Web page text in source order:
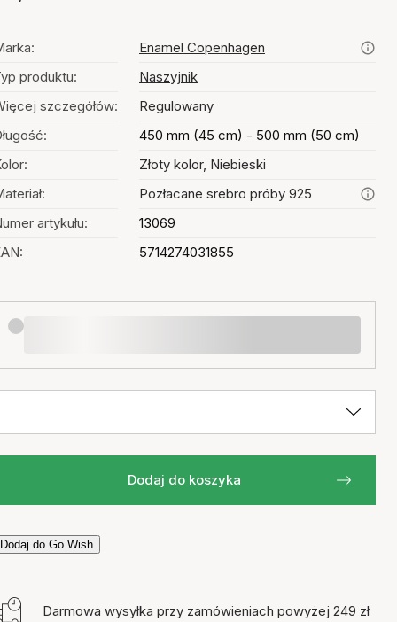
Enamel Copenhagen
produktu:
Naszyjnik
szczegółów:
Regulowany
450 mm (45 cm) - 500 mm (50 cm)
Złoty kolor, Niebieski
Pozłacane srebro próby 925
artykułu:
13069
5714274031855
Dodaj do koszyka
Dodaj do Go Wish
Darmowa wysyłka przy zamówieniach powyżej 249 zł